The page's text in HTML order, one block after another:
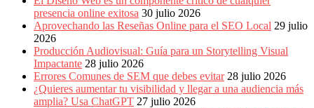
Gráfica
Colombia.
presencia online exitosa 30 julio 2026
Aprovechando las Reseñas Online para el SEO Local 29 julio
2026
Producción Audiovisual: Guía para un Storytelling Visual
Impactante 28 julio 2026
Errores Comunes de SEM que debes evitar 28 julio 2026
¿Quieres aumentar tu visibilidad y llegar a una audiencia más
amplia? Usa ChatGPT 27 julio 2026